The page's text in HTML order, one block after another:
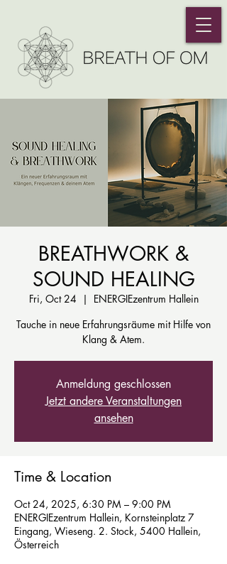
BREATHWORK &
SOUND HEALING
Fri, Oct 24
  |
ENERGIEzentrum Hallein
Tauche in neue Erfahrungsräume mit Hilfe von
Klang & Atem.
Anmeldung geschlossen
Jetzt andere Veranstaltungen
ansehen
Time & Location
Oct 24, 2025, 6:30 PM – 9:00 PM
ENERGIEzentrum Hallein, Kornsteinplatz 7
Eingang, Wieseng. 2. Stock, 5400 Hallein,
Österreich